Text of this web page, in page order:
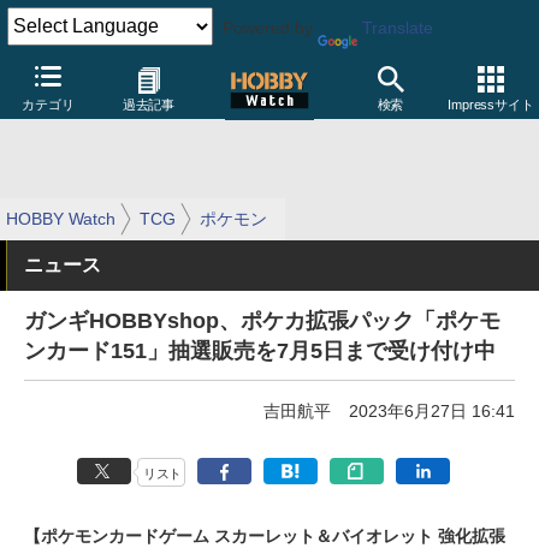
Powered by Translate
カテゴリ 過去記事 検索 Impressサイト
HOBBY Watch TCG ポケモン
ニュース
ガンギHOBBYshop、ポケカ拡張パック「ポケモ
ンカード151」抽選販売を7月5日まで受け付け中
吉田航平 2023年6月27日 16:41
リスト
【ポケモンカードゲーム スカーレット＆バイオレット 強化拡張